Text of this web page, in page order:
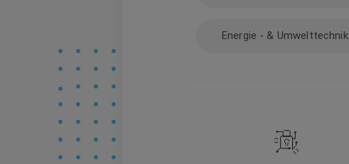
Energie - & Umwelttechnik